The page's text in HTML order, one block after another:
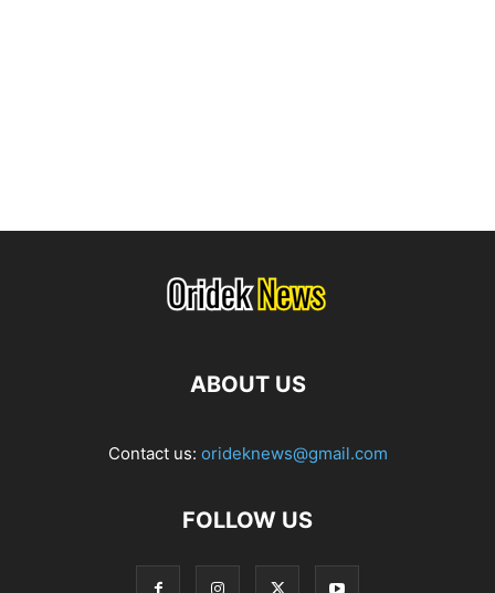
ABOUT US
Contact us: orideknews@gmail.com
FOLLOW US